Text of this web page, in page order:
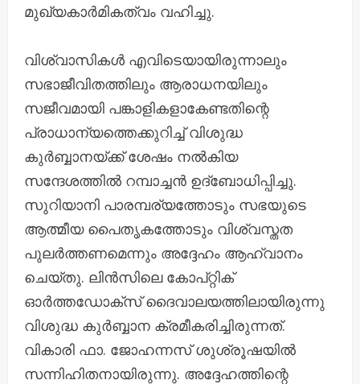
മുഖ്യകാർമികത്വം വഹിച്ചു.
വിശ്വാസികൾ എവിടെയായിരുന്നാലും
സഭാജീവിതത്തിലും ആരാധനയിലും
സജീവമായി പങ്കാളികളാകേണ്ടതിന്റെ
പ്രാധാന്യത്തെക്കുറിച്ച് വിശുദ്ധ
കുർബ്ബാനയ്ക്ക് ശേഷം നൽകിയ
സന്ദേശത്തിൽ റമ്പാച്ചൻ ഉദ്ബോധിപ്പിച്ചു.
സുറിയാനി പാരമ്പര്യത്തോടും സഭയുടെ
ആത്മീയ പൈതൃകത്തോടും വിശ്വസ്തത
പുലർത്തണമെന്നും അദ്ദേഹം ആഹ്വാനം
ചെയ്തു. ലിൻസിലെ കോപ്റ്റിക്
ഓർത്തഡോക്സ് ദൈവാലയത്തിലായിരുന്നു
വിശുദ്ധ കുർബ്ബാന ക്രമീകരിച്ചിരുന്നത്.
വികാരി ഫാ. ജോഹന്നസ് ശുശ്രൂഷയിൽ
സന്നിഹിതനായിരുന്നു. അദ്ദേഹത്തിന്റെ